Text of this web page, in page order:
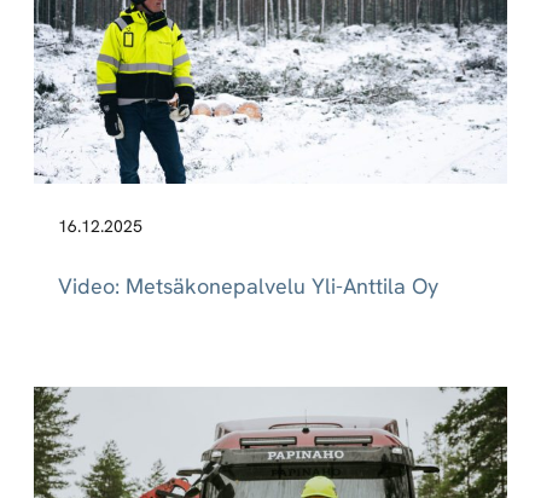
16.12.2025
Video: Metsäkonepalvelu Yli-Anttila Oy